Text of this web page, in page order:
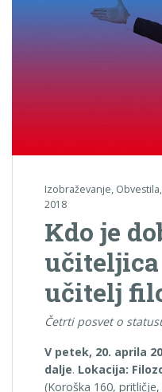
Izobraževanje, Obvestila,
2018
Kdo je
učitelj
Četrti posvet o
V petek, 20. aprila
dalje. Lokacija:
(Koroška 160,